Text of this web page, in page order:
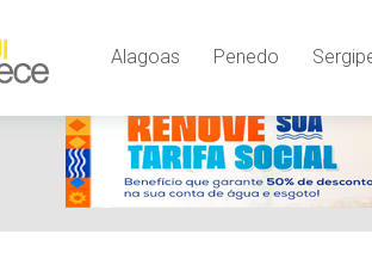
Alagoas Penedo